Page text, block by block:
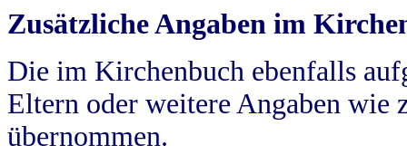
Zusätzliche Angaben im
Die im Kirchenbuch ebenfalls
Eltern oder weitere Angaben wie
übernommen.